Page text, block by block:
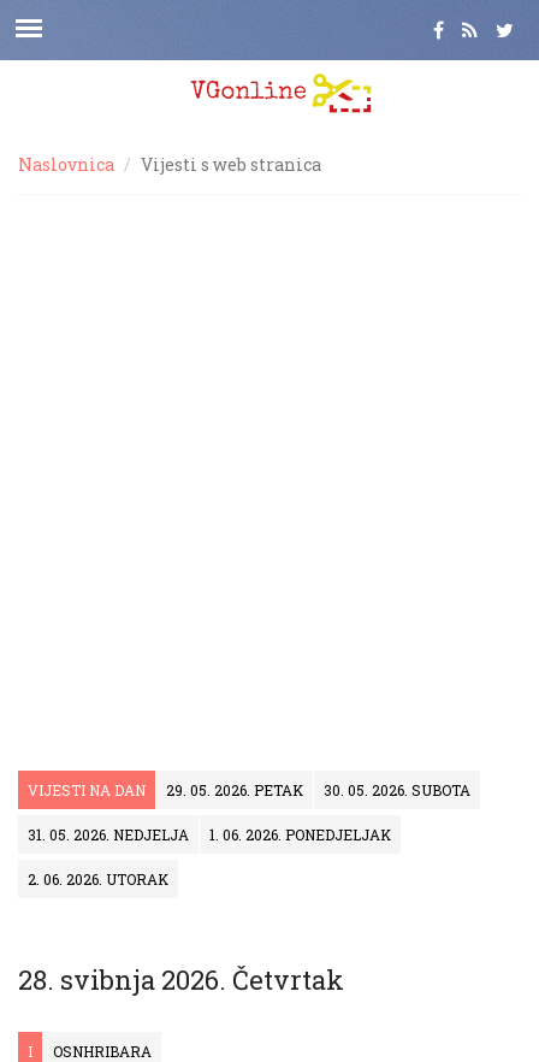
Naslovnica Vijesti s web stranica
VIJESTI NA DAN 29. 05. 2026. PETAK 30. 05. 2026. SUBOTA
31. 05. 2026. NEDJELJA 1. 06. 2026. PONEDJELJAK
2. 06. 2026. UTORAK
28. svibnja 2026. Četvrtak
I OSNHRIBARA